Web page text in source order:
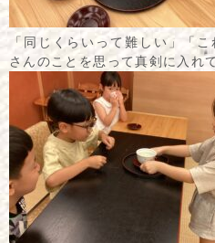
「同じくらいって難しい」「
さんのことを思って真剣に入れ